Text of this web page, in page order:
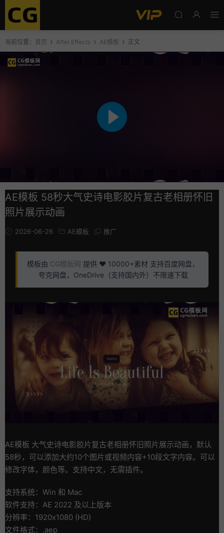
当前位置： 首页 After Effects AE模板 正文
AE模板 58秒大气史诗电影胶片复古老相册怀旧
照片展示动画
2026-06-26 AE模板 推广
模板由 CG模板网 提供 ❤️ 10000+素材 支持百度网盘，
夸克网盘，OneDrive（支持国内外）不限速下载
AE模板 大气史诗电影胶片复古老相册怀旧照片展示动画，默认
58秒，可以添加大约10个图片或视频内容+10段文字内容。可以
修改字体，颜色等。支持中文，无需插件。
支持系统：Win 和 Mac
软件支持：AE 2022 及以上版本
分辨率：1920x1080 (HD)
文件格式：.aep